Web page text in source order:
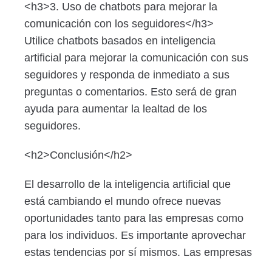
<h3>3. Uso de chatbots para mejorar la
comunicación con los seguidores</h3>
Utilice chatbots basados en inteligencia
artificial para mejorar la comunicación con sus
seguidores y responda de inmediato a sus
preguntas o comentarios. Esto será de gran
ayuda para aumentar la lealtad de los
seguidores.
<h2>Conclusión</h2>
El desarrollo de la inteligencia artificial que
está cambiando el mundo ofrece nuevas
oportunidades tanto para las empresas como
para los individuos. Es importante aprovechar
estas tendencias por sí mismos. Las empresas